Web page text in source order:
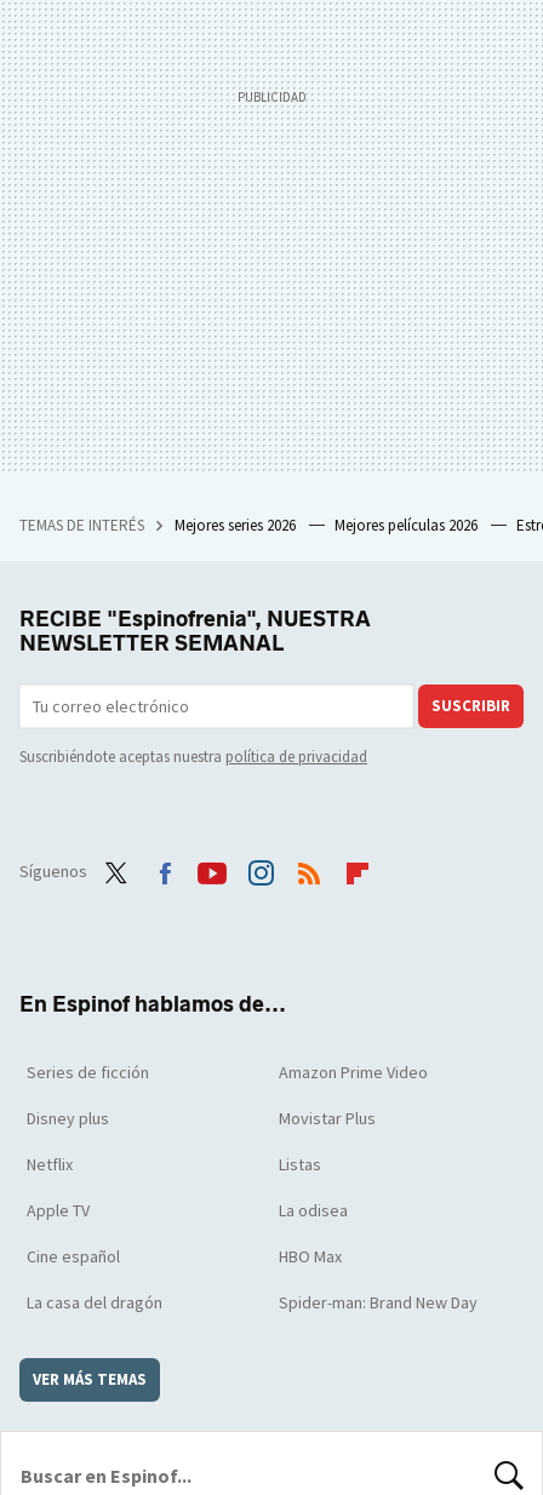
TEMAS DE INTERÉS Mejores series 2026 Mejores películas 2026
RECIBE "Espinofrenia", NUESTRA
NEWSLETTER SEMANAL
SUSCRIBIR
Suscribiéndote aceptas nuestra política de privacidad
Síguenos
En Espinof hablamos de...
Series de ficción Amazon Prime Video
Disney plus Movistar Plus
Netflix Listas
Apple TV La odisea
Cine español HBO Max
La casa del dragón Spider-man: Brand New Day
VER MÁS TEMAS